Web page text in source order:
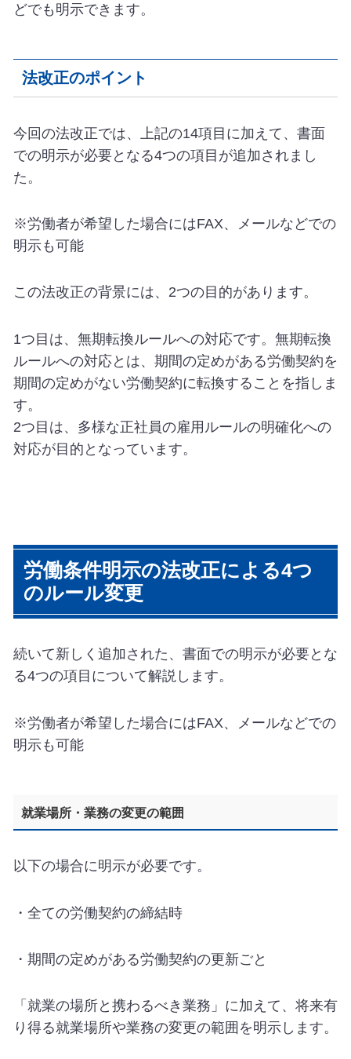
どでも明示できます。
法改正のポイント
今回の法改正では、上記の14項目に加えて、書面
での明示が必要となる4つの項目が追加されまし
た。
※労働者が希望した場合にはFAX、メールなどでの
明示も可能
この法改正の背景には、2つの目的があります。
1つ目は、無期転換ルールへの対応です。無期転換
ルールへの対応とは、期間の定めがある労働契約を
期間の定めがない労働契約に転換することを指しま
す。
2つ目は、多様な正社員の雇用ルールの明確化への
対応が目的となっています。
労働条件明示の法改正による4つ
のルール変更
続いて新しく追加された、書面での明示が必要とな
る4つの項目について解説します。
※労働者が希望した場合にはFAX、メールなどでの
明示も可能
就業場所・業務の変更の範囲
以下の場合に明示が必要です。
・全ての労働契約の締結時
・期間の定めがある労働契約の更新ごと
「就業の場所と携わるべき業務」に加えて、将来有
り得る就業場所や業務の変更の範囲を明示します。